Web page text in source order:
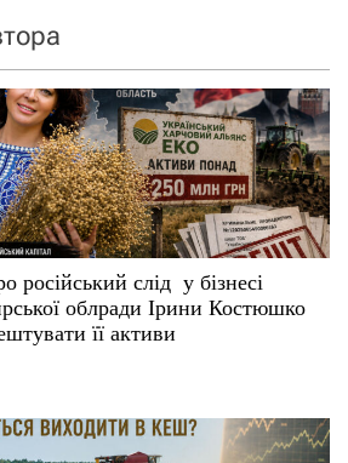
російський слід у бізнесі
облради Ірини Костюшко
її активи